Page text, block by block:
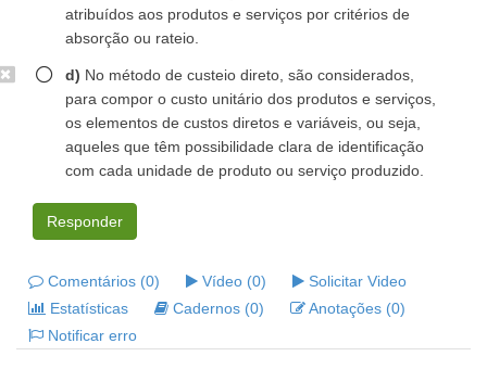
atribuídos aos produtos e serviços por critérios de
absorção ou rateio.
d) No método de custeio direto, são considerados,
para compor o custo unitário dos produtos e serviços,
os elementos de custos diretos e variáveis, ou seja,
aqueles que têm possibilidade clara de identificação
com cada unidade de produto ou serviço produzido.
Responder
Comentários (0) Vídeo (0)
Solicitar Video
Estatísticas
Cadernos (0)
Anotações (0)
Notificar erro